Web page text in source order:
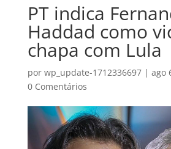
PT indica
Haddad como
chapa com Lula
por wp_update-1712336697| ago
0 Comentários